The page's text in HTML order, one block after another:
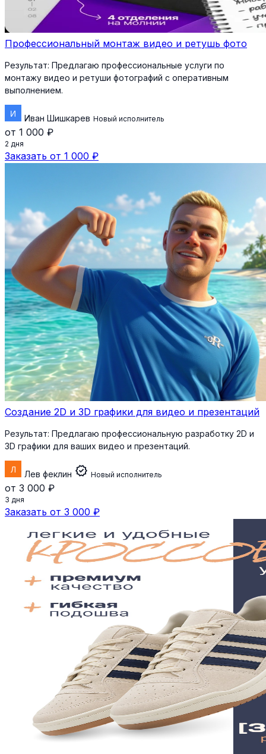
Профессиональный монтаж видео и ретушь фото
Результат: Предлагаю профессиональные услуги по
монтажу видео и ретуши фотографий с оперативным
выполнением.
Иван Шишкарев Новый исполнитель
от 1 000 ₽
2 дня
Заказать от 1 000 ₽
Создание 2D и 3D графики для видео и презентаций
Результат: Предлагаю профессиональную разработку 2D и
3D графики для ваших видео и презентаций.
Лев феклин verified Новый исполнитель
от 3 000 ₽
3 дня
Заказать от 3 000 ₽